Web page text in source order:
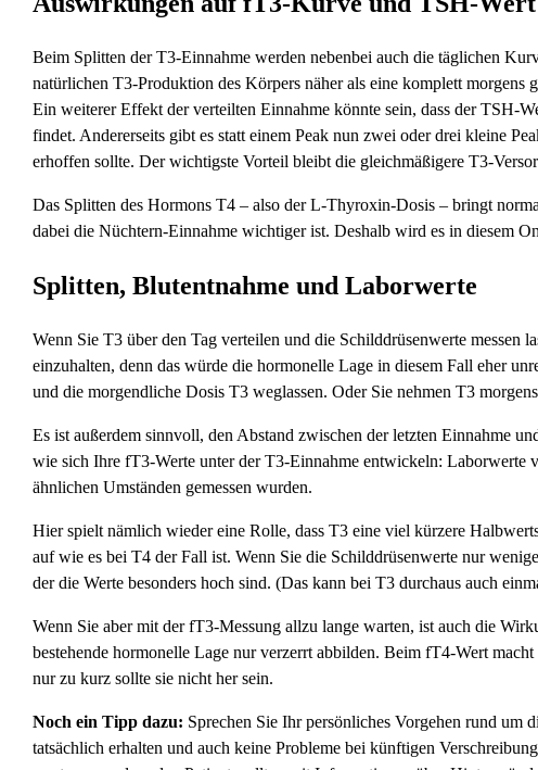
Beim Splitten der T3-Einnahme werden nebenbei auch die täglichen
natürlichen T3-Produktion des Körpers näher als eine komplett morgens
Ein weiterer Effekt der verteilten Einnahme könnte sein, dass der TSH-
findet. Andererseits gibt es statt einem Peak nun zwei oder drei kleine
erhoffen sollte. Der wichtigste Vorteil bleibt die gleichmäßigere T3-
Das Splitten des Hormons T4 – also der L-Thyroxin-Dosis – bringt
dabei die Nüchtern-Einnahme wichtiger ist. Deshalb wird es in diesem
Splitten, Blutentnahme und Laborwerte
Wenn Sie T3 über den Tag verteilen und die Schilddrüsenwerte messen
einzuhalten, denn das würde die hormonelle Lage in diesem Fall eher
und die morgendliche Dosis T3 weglassen. Oder Sie nehmen T3
Es ist außerdem sinnvoll, den Abstand zwischen der letzten Einnahme
wie sich Ihre fT3-Werte unter der T3-Einnahme entwickeln: Laborwerte
ähnlichen Umständen gemessen wurden.
Hier spielt nämlich wieder eine Rolle, dass T3 eine viel kürzere
auf wie es bei T4 der Fall ist. Wenn Sie die Schilddrüsenwerte nur
der die Werte besonders hoch sind. (Das kann bei T3 durchaus auch
Wenn Sie aber mit der fT3-Messung allzu lange warten, ist auch die
bestehende hormonelle Lage nur verzerrt abbilden. Beim fT4-Wert
nur zu kurz sollte sie nicht her sein.
Noch ein Tipp dazu: Sprechen Sie Ihr persönliches Vorgehen rund um
tatsächlich erhalten und auch keine Probleme bei künftigen